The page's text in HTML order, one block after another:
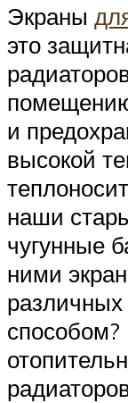
Экраны
это
и
высокой
наши
чугунные
ними
способом?